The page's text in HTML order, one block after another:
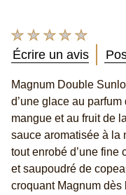
Aucune
évaluation
soumise
ce
product
Écrire un avis
Magnum Double
d’une glace au
mangue et au fruit de
sauce aromatisée à la
tout enrobé d’une fine
et saupoudré de
croquant Magnum